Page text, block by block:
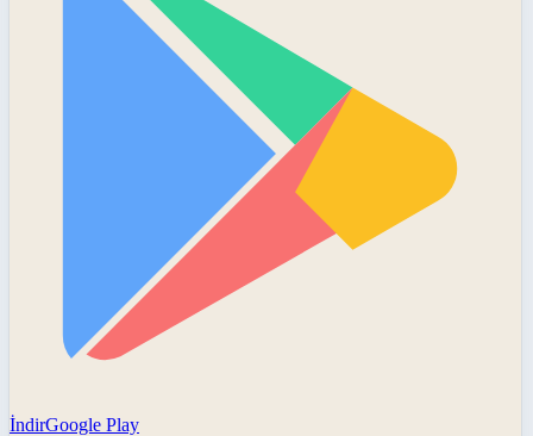
İndirGoogle Play